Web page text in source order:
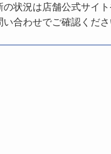
の状況は店舗公式サイ
合わせでご確認くださ